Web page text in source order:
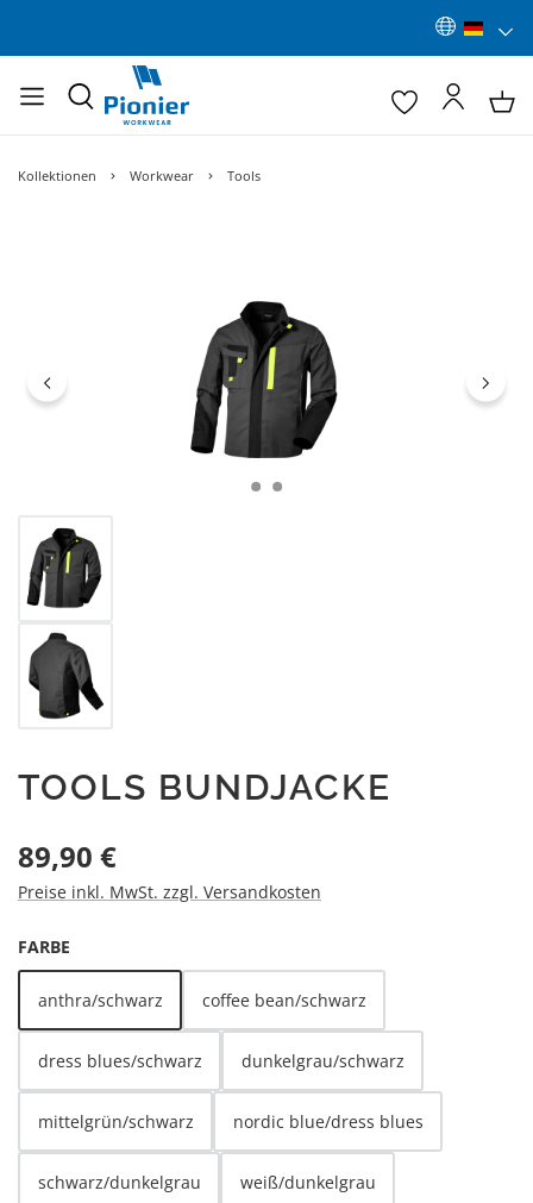
Kollektionen Workwear Tools
TOOLS BUNDJACKE
Regulärer Preis:
89,90 €
Preise inkl. MwSt. zzgl. Versandkosten
FARBE
anthra/schwarz coffee bean/schwarz
dress blues/schwarz dunkelgrau/schwarz
mittelgrün/schwarz nordic blue/dress blues
schwarz/dunkelgrau weiß/dunkelgrau